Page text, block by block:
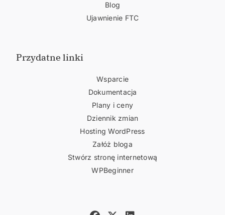
Blog
Ujawnienie FTC
Przydatne linki
Wsparcie
Dokumentacja
Plany i ceny
Dziennik zmian
Hosting WordPress
Załóż bloga
Stwórz stronę internetową
WPBeginner